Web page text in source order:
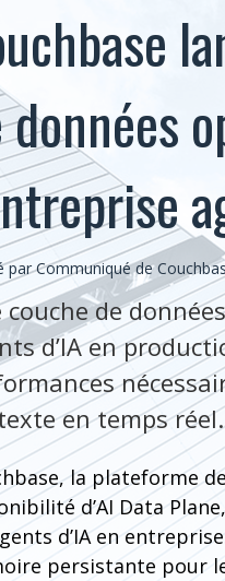
par Communiqué de
couche de
d’IA en
en temps réel.
la plateforme
d’AI Data
d’IA en
persistante pour